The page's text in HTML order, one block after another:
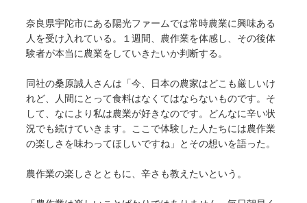
奈良県宇陀市にある陽光ファームでは常時農業に興味ある
人を受け入れている。１週間、農作業を体感し、その後体
験者が本当に農業をしていきたいか判断する。
同社の桑原誠人さんは「今、日本の農家はどこも厳しいけ
れど、人間にとって食料はなくてはならないものです。そ
して、なにより私は農業が好きなのです。どんなに辛い状
況でも続けていきます。ここで体験した人たちには農作業
の楽しさを味わってほしいですね」とその想いを語った。
農作業の楽しさとともに、辛さも教えたいという。